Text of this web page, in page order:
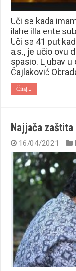
Uči se kada
ilahe illa ente
Uči se 41 put
a.s., je učio ovu
spasio. Ljubav u
Čajlaković
Čitaj...
Najjača
16/04/2021